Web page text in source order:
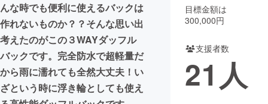
CAMPFIREふるさと納税machi-ya コミュニティ
んな時でも便利に使えるバックは
作れないものか？？そんな思い出
考えたのがこの３WAYダッフル
バックです。完全防水で超軽量だ
から雨に濡れても全然大丈夫！い
ざという時に浮き輪としても使え
目標金額は
300,000円
支援者数
21 人